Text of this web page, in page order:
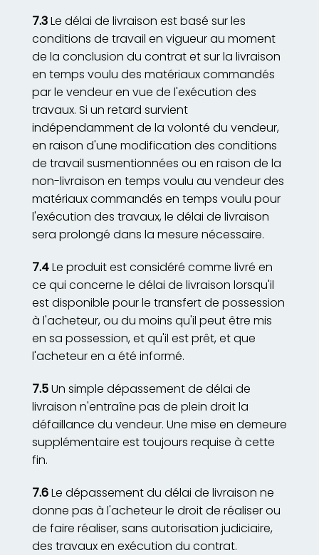
7.3Le délai de livraison est basé sur les
conditions de travail en vigueur au moment
de la conclusion du contrat et sur la livraison
en temps voulu des matériaux commandés
par le vendeur en vue de l'exécution des
travaux. Si un retard survient
indépendamment de la volonté du vendeur,
en raison d'une modification des conditions
de travail susmentionnées ou en raison de la
non-livraison en temps voulu au vendeur des
matériaux commandés en temps voulu pour
l'exécution des travaux, le délai de livraison
sera prolongé dans la mesure nécessaire.
7.4Le produit est considéré comme livré en
ce qui concerne le délai de livraison lorsqu'il
est disponible pour le transfert de possession
à l'acheteur, ou du moins qu'il peut être mis
en sa possession, et qu'il est prêt, et que
l'acheteur en a été informé.
7.5Un simple dépassement de délai de
livraison n'entraîne pas de plein droit la
défaillance du vendeur. Une mise en demeure
supplémentaire est toujours requise à cette
fin.
7.6Le dépassement du délai de livraison ne
donne pas à l'acheteur le droit de réaliser ou
de faire réaliser, sans autorisation judiciaire,
des travaux en exécution du contrat.